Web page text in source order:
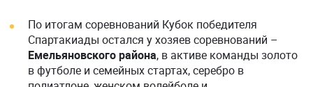
По итогам соревнований Кубок победителя
Спартакиады остался у хозяев соревнований –
Емельяновского района, в активе команды золото
в футболе и семейных стартах, серебро в